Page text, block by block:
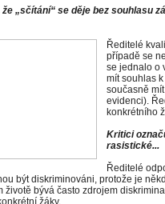
„sčítání“ se děje bez souhlasu
Ředitelé
případě se
se jednalo o
mít souhlas
současně
evidenci).
konkrétního
Kritici
rasistické...
Ředitelé
být diskriminováni, protože je
životě bývá často zdrojem
žáky.